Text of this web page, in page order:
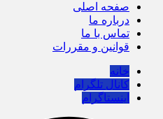
صفحه اصلی
درباره ما
تماس با ما
قوانین و مقررات
خانه
کانال تلگرام
اینستاگرام